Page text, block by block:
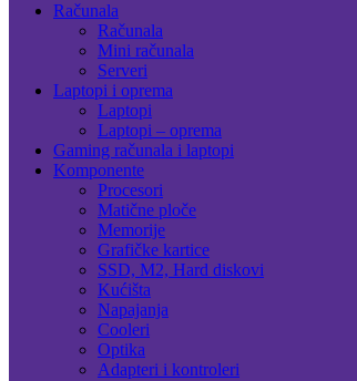
Računala
Računala
Mini računala
Serveri
Laptopi i oprema
Laptopi
Laptopi – oprema
Gaming računala i laptopi
Komponente
Procesori
Matične ploče
Memorije
Grafičke kartice
SSD, M2, Hard diskovi
Kućišta
Napajanja
Cooleri
Optika
Adapteri i kontroleri